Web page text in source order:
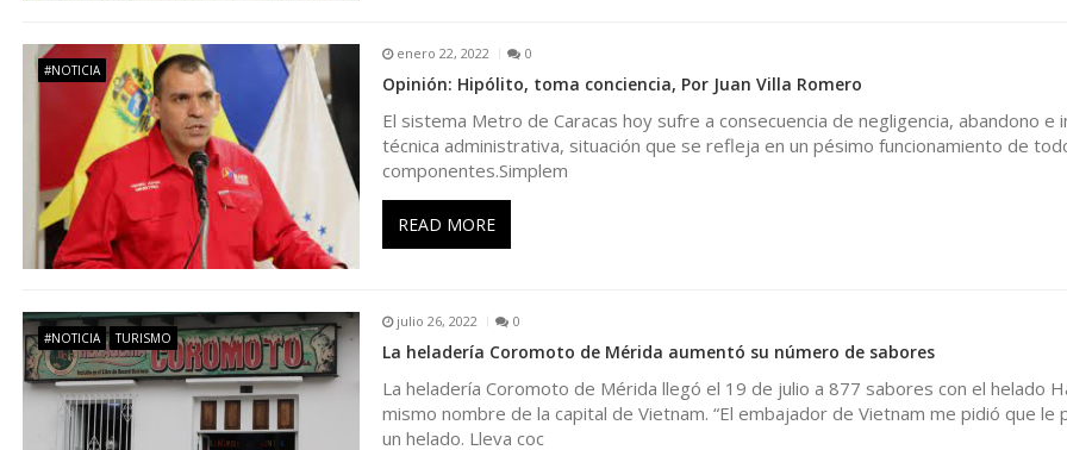
n
d
e
n
t
r
#NOTICIA
enero 22, 2022 0
Opinión: Hipólito, toma conciencia, Por Juan Villa Romero
El sistema Metro de Caracas hoy sufre a consecuencia de negligencia, abandono e
técnica administrativa, situación que se refleja en un pésimo funcionamiento de
componentes.Simplem
READ MORE
#NOTICIA TURISMO
julio 26, 2022 0
La heladería Coromoto de Mérida aumentó su número de sabores
La heladería Coromoto de Mérida llegó el 19 de julio a 877 sabores con el helado
mismo nombre de la capital de Vietnam. “El embajador de Vietnam me pidió que le
un helado. Lleva coc